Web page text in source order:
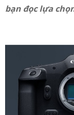
bạn đọc lựa